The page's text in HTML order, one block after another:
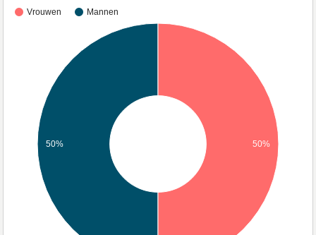
Vrouwen Mannen
50% 50%